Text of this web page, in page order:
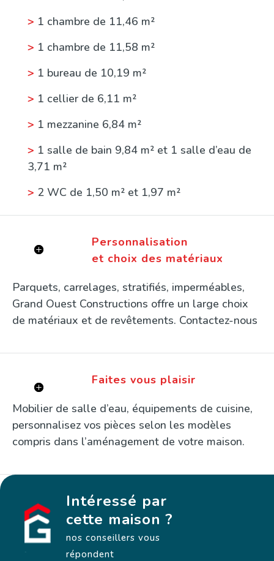
> 1 chambre de 11,46 m²
> 1 chambre de 11,58 m²
> 1 bureau de 10,19 m²
> 1 cellier de 6,11 m²
> 1 mezzanine 6,84 m²
> 1 salle de bain 9,84 m² et 1 salle d’eau de
3,71 m²
> 2 WC de 1,50 m² et 1,97 m²
>1 garage de 19,58 m² et 1 porche de 4,50
Personnalisation
et choix des matériaux
Parquets, carrelages, stratifiés, imperméables,
Grand Ouest Constructions offre un large choix
de matériaux et de revêtements. Contactez-nous
Faites vous plaisir
Mobilier de salle d’eau, équipements de cuisine,
personnalisez vos pièces selon les modèles
compris dans l’aménagement de votre maison.
Intéressé par
cette maison ?
nos conseillers vous
répondent